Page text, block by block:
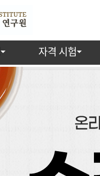
자격 시험